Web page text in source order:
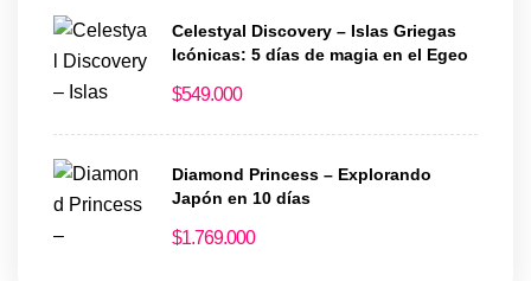
Celestyal Discovery – Islas Griegas
Icónicas: 5 días de magia en el Egeo
$549.000
Diamond Princess – Explorando
Japón en 10 días
$1.769.000